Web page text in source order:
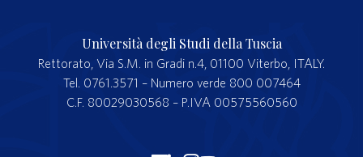
Università degli Studi della Tuscia
Rettorato, Via S.M. in Gradi n.4, 01100 Viterbo, ITALY.
Tel. 0761.3571 – Numero verde 800 007464
C.F. 80029030568 – P.IVA 00575560560